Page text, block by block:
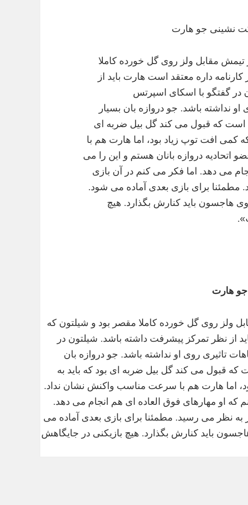
نشینی جو هارت
تیمش مقابل ولز روی گل خورده کاملا
که ۱۲۵ بازی ملی در کارنامه داره معتقد است هارت باید از
در گفتگو با اسکای اسپرتس
او نداشته باشد. جو دروازه بان بسیار
که قبول می کند گل بیل ضربه ای
کمی افت توپ زیاد بود، اما هارت هم با
دروازه بانان هستم و این را می
می دهد. اما فکر می کنم در آن بازی
برای بازی بعدی آماده می شود.
هاجسون باید کنارش بگذارد. هیچ
هارت
ولز روی گل خورده کاملا مقصر بود و شیلتون که
از نظر تمرکز پیشرفت داشته باشد. شیلتون در
تاثیری روی او نداشته باشد. جو دروازه بان
قبول می کند گل بیل ضربه ای بود که باید به
اما هارت هم با سرعت مناسب واکنش نشان نداد.
که او مهارهای فوق العاده ای هم انجام می دهد.
نظر می رسید. مطمئنا برای بازی بعدی آماده می
باید کنارش بگذارد. هیچ بازیکنی در جایگاهش